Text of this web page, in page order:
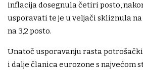
inflacija dosegnula četiri posto,
usporavati te je u veljači skliznula na
na 3,2 posto.
Unatoč usporavanju rasta
i dalje članica eurozone s najvećom